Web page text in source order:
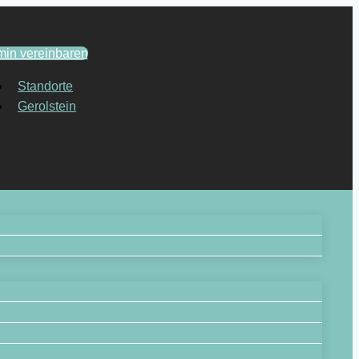
vereinbaren
Standorte
Gerolstein